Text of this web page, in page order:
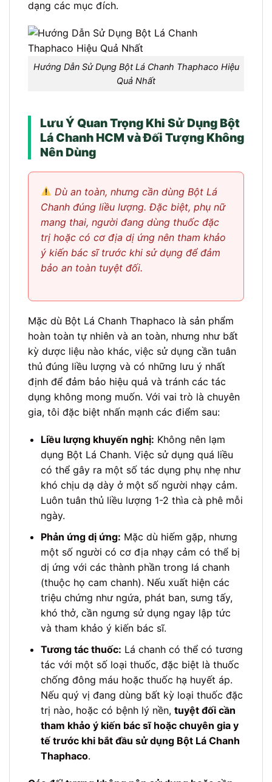
dạng các mục đích.
Hướng Dẫn Sử Dụng Bột Lá Chanh Thaphaco Hiệu
Quả Nhất
Lưu Ý Quan Trọng Khi Sử Dụng Bột
Lá Chanh HCM và Đối Tượng Không
Nên Dùng
Dù an toàn, nhưng cần dùng Bột Lá
Chanh đúng liều lượng. Đặc biệt, phụ nữ
mang thai, người đang dùng thuốc đặc
trị hoặc có cơ địa dị ứng nên tham khảo
ý kiến bác sĩ trước khi sử dụng để đảm
bảo an toàn tuyệt đối.
Mặc dù Bột Lá Chanh Thaphaco là sản phẩm
hoàn toàn tự nhiên và an toàn, nhưng như bất
kỳ dược liệu nào khác, việc sử dụng cần tuân
thủ đúng liều lượng và có những lưu ý nhất
định để đảm bảo hiệu quả và tránh các tác
dụng không mong muốn. Với vai trò là chuyên
gia, tôi đặc biệt nhấn mạnh các điểm sau:
Liều lượng khuyến nghị: Không nên lạm
dụng Bột Lá Chanh. Việc sử dụng quá liều
có thể gây ra một số tác dụng phụ nhẹ như
khó chịu dạ dày ở một số người nhạy cảm.
Luôn tuân thủ liều lượng 1-2 thìa cà phê mỗi
ngày.
Phản ứng dị ứng: Mặc dù hiếm gặp, nhưng
một số người có cơ địa nhạy cảm có thể bị
dị ứng với các thành phần trong lá chanh
(thuộc họ cam chanh). Nếu xuất hiện các
triệu chứng như ngứa, phát ban, sưng tấy,
khó thở, cần ngưng sử dụng ngay lập tức
và tham khảo ý kiến bác sĩ.
Tương tác thuốc: Lá chanh có thể có tương
tác với một số loại thuốc, đặc biệt là thuốc
chống đông máu hoặc thuốc hạ huyết áp.
Nếu quý vị đang dùng bất kỳ loại thuốc đặc
trị nào, hoặc có bệnh lý nền, tuyệt đối cần
tham khảo ý kiến bác sĩ hoặc chuyên gia y
tế trước khi bắt đầu sử dụng Bột Lá Chanh
Thaphaco.